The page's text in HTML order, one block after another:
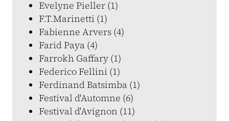
Evelyne Pieller (1)
F.T.Marinetti (1)
Fabienne Arvers (4)
Farid Paya (4)
Farrokh Gaffary (1)
Federico Fellini (1)
Ferdinand Batsimba (1)
Festival d'Automne (6)
Festival d'Avignon (11)